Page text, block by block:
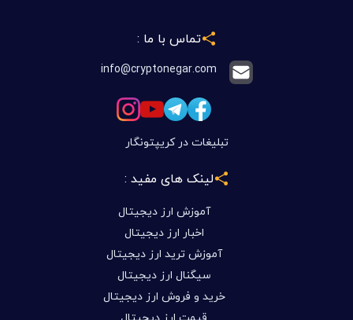
تماس با ما :
info@cryptonegar.com
تبلیغات در کریپتونگار
لینک های مفید :
آموزش ارز دیجیتال
اخبار ارز دیجیتال
آموزش ترید ارز دیجیتال
سیگنال ارز دیجیتال
خرید و فروش ارز دیجیتال